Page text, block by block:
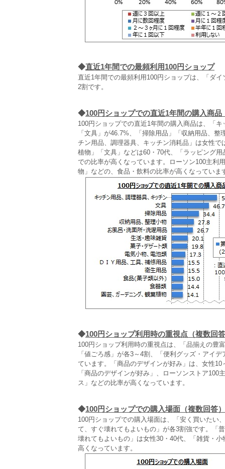
◆直近1年間での最頻利用100円ショップ
直近1年間での最頻利用100円ショップは、「ダ
2割です。
◆100円ショップでの直近1年間の購入商品
100円ショップでの直近1年間の購入商品は、「
「文具」が46.7%、「掃除用品」「収納用品、
チン用品、調理器具、キッチン消耗品」は女性
植物」「文具」などは60・70代、「ラッピング
での比率が高くなっています。ローソン100主利
物」などの、食品・飲料の比率が高くなっていま
◆100円ショップ利用時の重視点（複数回
100円ショップ利用時の重視点は、「品揃えの豊
「値ごろ感」が各3～4割、「便利グッズ・アイ
ています。「商品のデザインが好み」は、女性
「商品のデザインが好み」、ローソンストア
ス」などの比率が高くなっています。
◆100円ショップでの購入場面（複数回答）
100円ショップでの購入場面は、「安く買いたい
て、すぐ壊れてもよいもの」が各3割強です。「
壊れてもよいもの」は女性30・40代、「雑貨・
高くなっています。